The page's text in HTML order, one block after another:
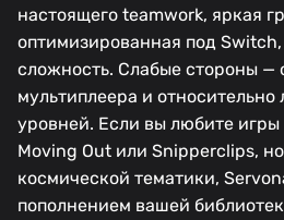
настоящего teamwork, яркая
оптимизированная под
сложность. Слабые стороны —
мультиплеера и относительно
уровней. Если вы любите игры
Moving Out или Snipperclips,
космической тематики,
пополнением вашей